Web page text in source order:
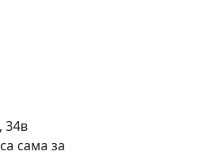
34в
сама за